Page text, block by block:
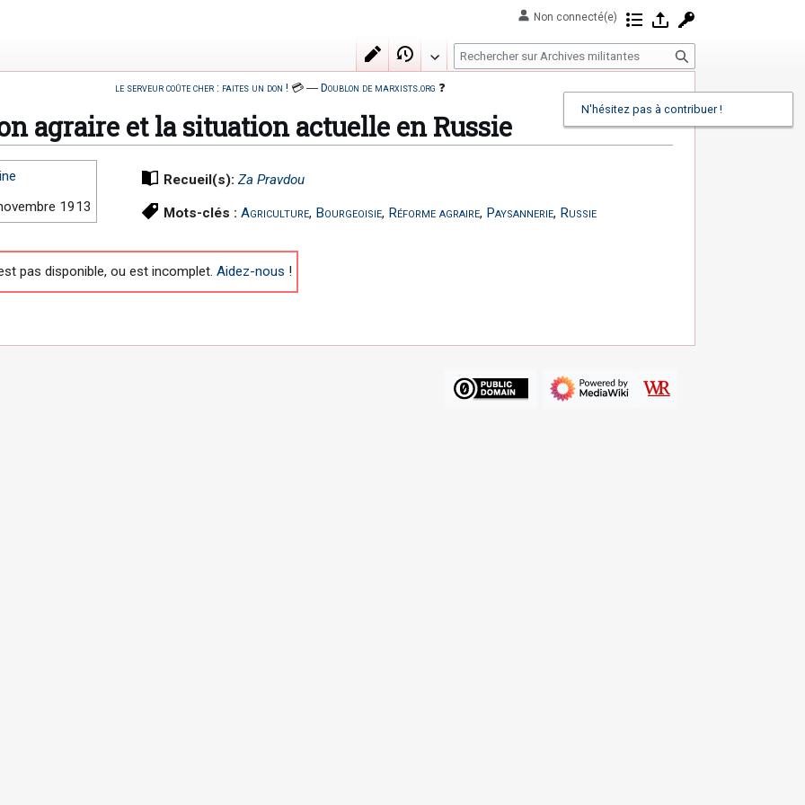
le serveur coûte cher : faites un don ! 💳 ― Doublon de marxists.org ❓
agraire et la situation actuelle en Russie
1913
Recueil(s):Za Pravdou
Mots-clés :Agriculture, Bourgeoisie, Réforme agraire, Paysannerie, Russie
pas disponible, ou est incomplet. Aidez-nous !
Non connecté(e) Contributions
Se connecter
ModifierHistorique
R
e
h
e
h
N'hésitez pas à contribuer !